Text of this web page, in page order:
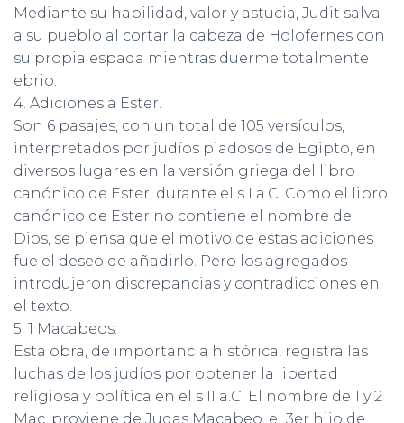
Mediante su habilidad, valor y astucia, Judit salva
a su pueblo al cortar la cabeza de Holofernes con
su propia espada mientras duerme totalmente
ebrio.
4. Adiciones a Ester.
Son 6 pasajes, con un total de 105 versículos,
interpretados por judíos piadosos de Egipto, en
diversos lugares en la versión griega del libro
canónico de Ester, durante el s I a.C. Como el libro
canónico de Ester no contiene el nombre de
Dios, se piensa que el motivo de estas adiciones
fue el deseo de añadirlo. Pero los agregados
introdujeron discrepancias y contradicciones en
el texto.
5. 1 Macabeos.
Esta obra, de importancia histórica, registra las
luchas de los judíos por obtener la libertad
religiosa y política en el s II a.C. El nombre de 1 y 2
Mac. proviene de Judas Macabeo, el 3er hijo de